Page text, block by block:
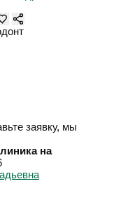
заявку, мы
на